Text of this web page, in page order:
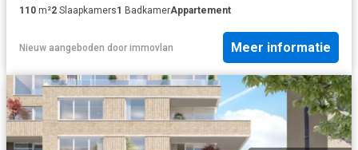
110 m²2 Slaapkamers1 BadkamerAppartement
Nieuw aangeboden door immovlan Meer informatie